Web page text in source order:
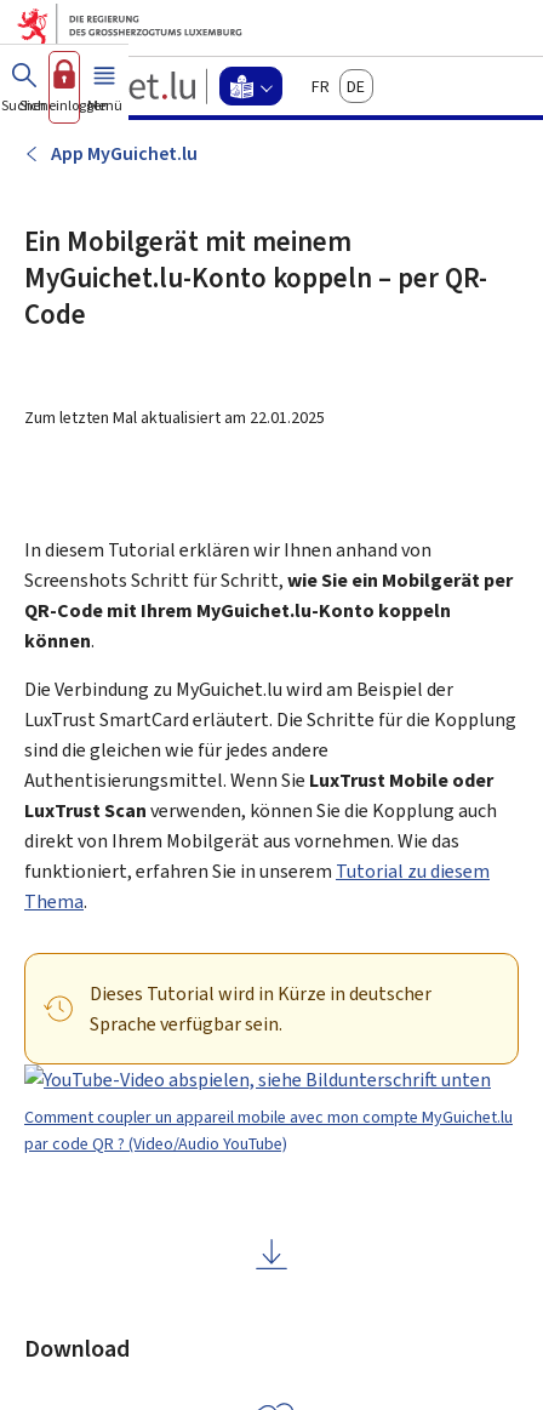
Zum Hauptmenü
Zum Inhalt
Guichet.lu
Changer
d'espace
actif
FrançaisDeutsch
Suchen
Sich einloggen
Menü Haupt-
App MyGuichet.lu
Ein Mobilgerät mit meinem
MyGuichet.lu-Konto koppeln – per QR-
Code
Zum letzten Mal aktualisiert am 22.01.2025
In diesem Tutorial erklären wir Ihnen anhand von
Screenshots Schritt für Schritt,wie Sie ein Mobilgerät per
QR-Code mit Ihrem MyGuichet.lu-Konto koppeln
können.
Die Verbindung zu MyGuichet.lu wird am Beispiel der
LuxTrustSmartCarderläutert. Die Schritte für die Kopplung
sind die gleichen wie für jedes andere
Authentisierungsmittel. Wenn Sie LuxTrust Mobile oder
LuxTrustScanverwenden, können Sie die Kopplung auch
direkt von Ihrem Mobilgerät aus vornehmen. Wie das
funktioniert, erfahren Sie in unserem Tutorial zu diesem
Thema.
Dieses Tutorial wird in Kürze in deutscher
Sprache verfügbar sein.
Comment coupler un appareil mobile avec mon compte MyGuichet.lu
par code QR ? (Video/Audio YouTube)
Download